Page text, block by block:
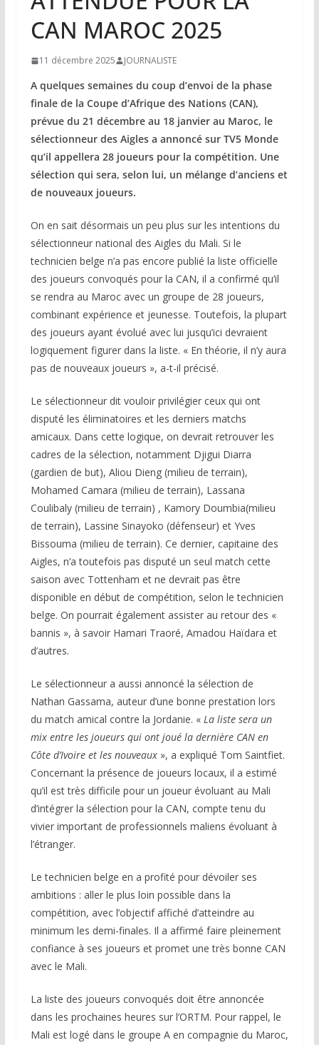
CAN MAROC 2025
11 décembre 2025 JOURNALISTE
A quelques semaines du coup d’envoi de la phase
finale de la Coupe d’Afrique des Nations (CAN),
prévue du 21 décembre au 18 janvier au Maroc, le
sélectionneur des Aigles a annoncé sur TV5 Monde
qu’il appellera 28 joueurs pour la compétition. Une
sélection qui sera, selon lui, un mélange d’anciens et
de nouveaux joueurs.
On en sait désormais un peu plus sur les intentions du
sélectionneur national des Aigles du Mali. Si le
technicien belge n’a pas encore publié la liste officielle
des joueurs convoqués pour la CAN, il a confirmé qu’il
se rendra au Maroc avec un groupe de 28 joueurs,
combinant expérience et jeunesse. Toutefois, la plupart
des joueurs ayant évolué avec lui jusqu’ici devraient
logiquement figurer dans la liste. « En théorie, il n’y aura
pas de nouveaux joueurs », a-t-il précisé.
Le sélectionneur dit vouloir privilégier ceux qui ont
disputé les éliminatoires et les derniers matchs
amicaux. Dans cette logique, on devrait retrouver les
cadres de la sélection, notamment Djigui Diarra
(gardien de but), Aliou Dieng (milieu de terrain),
Mohamed Camara (milieu de terrain), Lassana
Coulibaly (milieu de terrain) , Kamory Doumbia(milieu
de terrain), Lassine Sinayoko (défenseur) et Yves
Bissouma (milieu de terrain). Ce dernier, capitaine des
Aigles, n’a toutefois pas disputé un seul match cette
saison avec Tottenham et ne devrait pas être
disponible en début de compétition, selon le technicien
belge. On pourrait également assister au retour des «
bannis », à savoir Hamari Traoré, Amadou Haïdara et
d’autres.
Le sélectionneur a aussi annoncé la sélection de
Nathan Gassama, auteur d’une bonne prestation lors
du match amical contre la Jordanie. « La liste sera un
mix entre les joueurs qui ont joué la dernière CAN en
Côte d’Ivoire et les nouveaux», a expliqué Tom Saintfiet.
Concernant la présence de joueurs locaux, il a estimé
qu’il est très difficile pour un joueur évoluant au Mali
d’intégrer la sélection pour la CAN, compte tenu du
vivier important de professionnels maliens évoluant à
l’étranger.
Le technicien belge en a profité pour dévoiler ses
ambitions : aller le plus loin possible dans la
compétition, avec l’objectif affiché d’atteindre au
minimum les demi-finales. Il a affirmé faire pleinement
confiance à ses joueurs et promet une très bonne CAN
avec le Mali.
La liste des joueurs convoqués doit être annoncée
dans les prochaines heures sur l’ORTM. Pour rappel, le
Mali est logé dans le groupe A en compagnie du Maroc,